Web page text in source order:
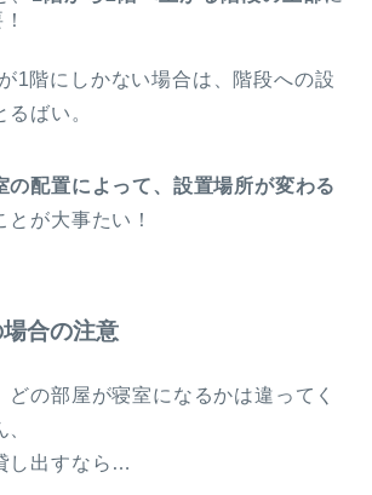
1階にしかない場合は、階段への設
ばい。
の配置によって、設置場所が変わる
とが大事たい！
合の注意
どの部屋が寝室になるかは違ってく
し出すなら…